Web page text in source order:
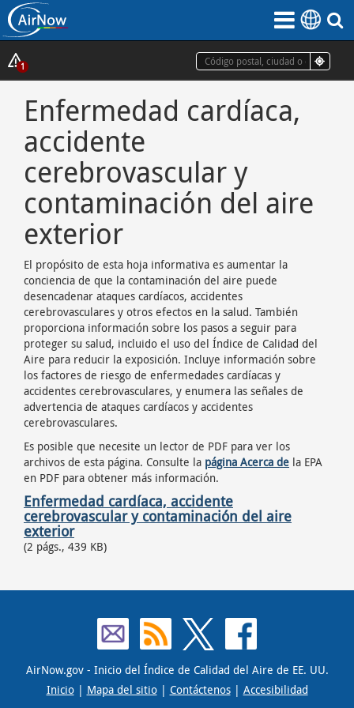
Saltar
al
contenido
principal
Mostrar
ventana
emergente
1
Enfermedad cardíaca,
accidente
cerebrovascular y
contaminación del aire
exterior
El propósito de esta hoja informativa es aumentar la
conciencia de que la contaminación del aire puede
desencadenar ataques cardíacos, accidentes
cerebrovasculares y otros efectos en la salud. También
proporciona información sobre los pasos a seguir para
proteger su salud, incluido el uso del Índice de Calidad del
Aire para reducir la exposición. Incluye información sobre
los factores de riesgo de enfermedades cardíacas y
accidentes cerebrovasculares, y enumera las señales de
advertencia de ataques cardíacos y accidentes
cerebrovasculares.
Es posible que necesite un lector de PDF para ver los
archivos de esta página. Consulte la página Acerca de la EPA
en PDF para obtener más información.
Enfermedad cardíaca, accidente
cerebrovascular y contaminación del aire
exterior
(2 págs., 439 KB)
AirNow.gov- Inicio del Índice de Calidad del Aire de EE. UU.
Inicio| Mapa del sitio| Contáctenos| Accesibilidad